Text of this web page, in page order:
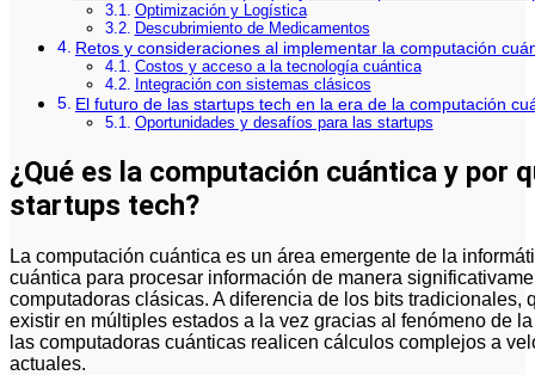
Optimización y Logística
Descubrimiento de Medicamentos
Retos y consideraciones al implementar la computación
Costos y acceso a la tecnología cuántica
Integración con sistemas clásicos
El futuro de las startups tech en la era de la computación
Oportunidades y desafíos para las startups
¿Qué es la computación cuántica y por
startups tech?
La computación cuántica es un área emergente de la informática que utiliza los principios de la mecánica
cuántica para procesar información de manera
computadoras clásicas. A diferencia de los bits tradicionales,
existir en múltiples estados a la vez gracias al fenómeno de
las computadoras cuánticas realicen cálculos complejos a
actuales.